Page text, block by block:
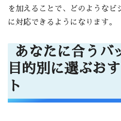
を加えることで、どのようなビ
に対応できるようになります。
あなたに合うバ
目的別に選ぶお
ト